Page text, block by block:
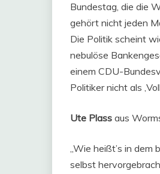
Bundestag, die die
gehört nicht jeden
Die Politik scheint
nebulöse
einem CDU-
Politiker nicht als
Ute Plass aus
„Wie heißt’s in dem
selbst